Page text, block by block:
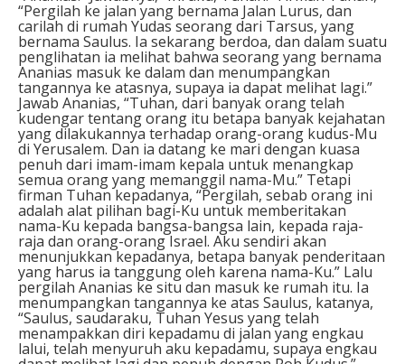
“Pergilah ke jalan yang bernama Jalan Lurus, dan
carilah di rumah Yudas seorang dari Tarsus, yang
bernama Saulus. Ia sekarang berdoa, dan dalam suatu
penglihatan ia melihat bahwa seorang yang bernama
Ananias masuk ke dalam dan menumpangkan
tangannya ke atasnya, supaya ia dapat melihat lagi.”
Jawab Ananias, “Tuhan, dari banyak orang telah
kudengar tentang orang itu betapa banyak kejahatan
yang dilakukannya terhadap orang-orang kudus-Mu
di Yerusalem. Dan ia datang ke mari dengan kuasa
penuh dari imam-imam kepala untuk menangkap
semua orang yang memanggil nama-Mu.” Tetapi
firman Tuhan kepadanya, “Pergilah, sebab orang ini
adalah alat pilihan bagi-Ku untuk memberitakan
nama-Ku kepada bangsa-bangsa lain, kepada raja-
raja dan orang-orang Israel. Aku sendiri akan
menunjukkan kepadanya, betapa banyak penderitaan
yang harus ia tanggung oleh karena nama-Ku.” Lalu
pergilah Ananias ke situ dan masuk ke rumah itu. Ia
menumpangkan tangannya ke atas Saulus, katanya,
“Saulus, saudaraku, Tuhan Yesus yang telah
menampakkan diri kepadamu di jalan yang engkau
lalui, telah menyuruh aku kepadamu, supaya engkau